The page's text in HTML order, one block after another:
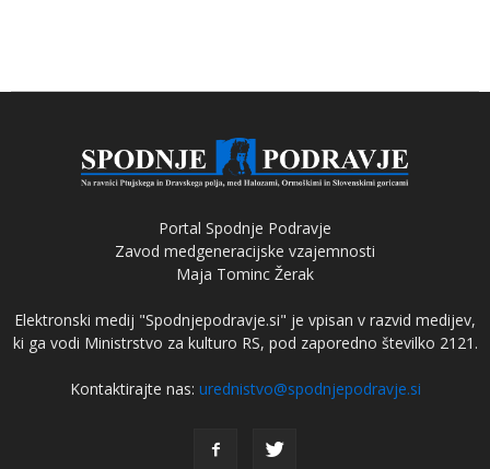
Portal Spodnje Podravje
Zavod medgeneracijske vzajemnosti
Maja Tominc Žerak
Elektronski medij "Spodnjepodravje.si" je vpisan v razvid medijev,
ki ga vodi Ministrstvo za kulturo RS, pod zaporedno številko 2121.
Kontaktirajte nas: urednistvo@spodnjepodravje.si